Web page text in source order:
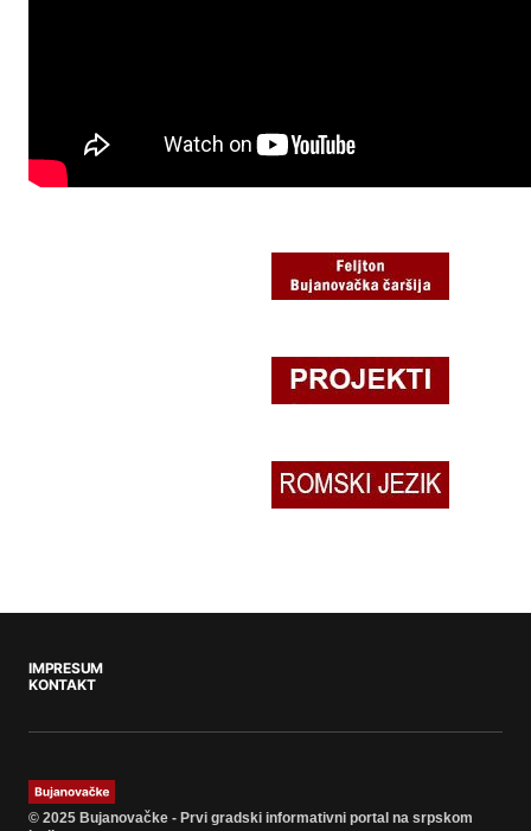
IMPRESUM
KONTAKT
© 2025 Bujanovačke - Prvi gradski informativni portal na srpskom